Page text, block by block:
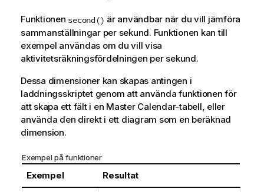
Funktionen second() är användbar när du vill jämföra
sammanställningar per sekund. Funktionen kan till
exempel användas om du vill visa
aktivitetsräkningsfördelningen per sekund.
Dessa dimensioner kan skapas antingen i
laddningsskriptet genom att använda funktionen för
att skapa ett fält i en Master Calendar-tabell, eller
använda den direkt i ett diagram som en beräknad
dimension.
Exempel på funktioner
Exempel Resultat